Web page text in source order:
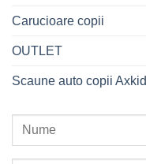
Carucioare copii
OUTLET
Scaune auto copii Axkid